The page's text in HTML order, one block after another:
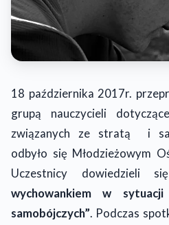
18 października 2017r.
grupą nauczycieli
związanych ze stratą i
odbyło się Młodzieżowym
Uczestnicy dowiedzieli
wychowankiem w
samobójczych”. Podczas